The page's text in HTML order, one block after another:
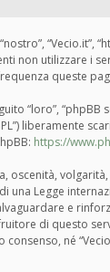
non utilizzare i
queste
“loro”,
liberamente
https://
oscenità,
una Legge
e
di questo
consenso, né